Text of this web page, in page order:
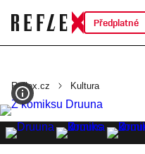
Předplatné
Reflex.cz Kultura